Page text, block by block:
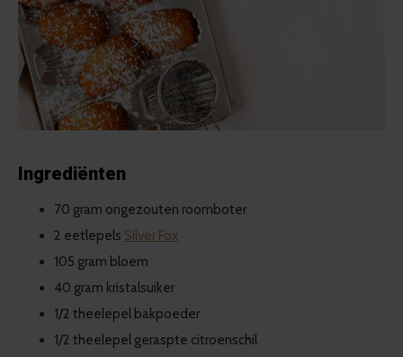
Ingrediënten
70 gram ongezouten roomboter
2 eetlepels Silver Fox
105 gram bloem
40 gram kristalsuiker
1/2 theelepel bakpoeder
1/2 theelepel geraspte citroenschil